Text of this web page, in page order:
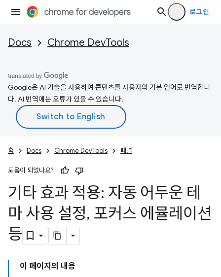
로그인
Docs Chrome DevTools
Google은 AI 기술을 사용하여 콘텐츠를 사용자의 기본 언어로 번역합니
다. AI 번역에는 오류가 있을 수 있습니다.
홈 Docs Chrome DevTools 패널
도움이 되었나요?
기타 효과 적용: 자동 어두운 테
마 사용 설정, 포커스 에뮬레이션
등
이 페이지의 내용